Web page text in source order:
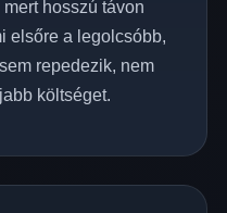
hosszú távon
elsőre a legolcsóbb,
repedezik, nem
költséget.